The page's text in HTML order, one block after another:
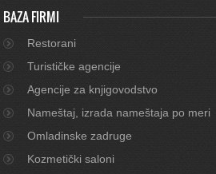
BAZA FIRMI
Restorani
Turističke agencije
Agencije za knjigovodstvo
Nameštaj, izrada nameštaja po meri
Omladinske zadruge
Kozmetički saloni